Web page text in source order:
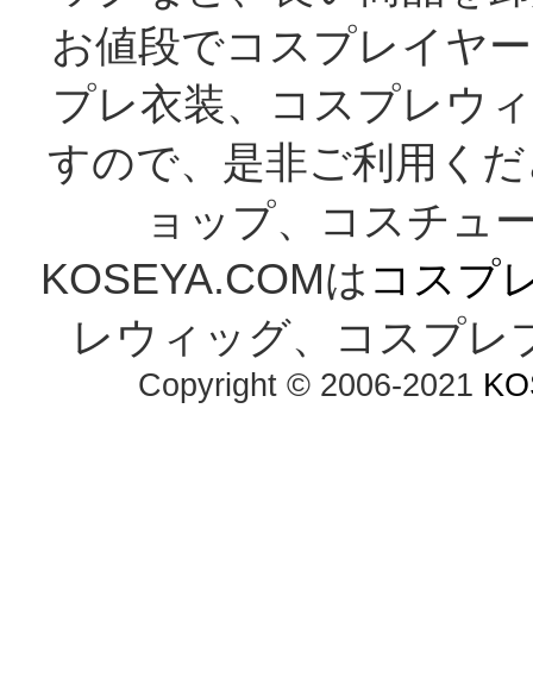
お値段でコスプレイヤ
プレ衣装、コスプレウ
すので、是非ご利用く
ョップ、コスチュ
KOSEYA.COMは コスプ
レウィッグ、コスプレ
Copyright © 2006-2021